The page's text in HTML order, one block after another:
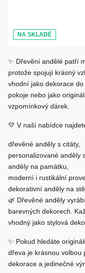
NA SKLADĚ
✨ Dřevění andělé patří
protože spojují krásný
vhodní jako dekorace
pokoje nebo jako
vzpomínkový dárek.
💛 V naší nabídce
dřevěné anděly s citáty,
personalizované anděly
anděly na památku,
moderní i rustikální
dekorativní anděly na
🌿 Dřevěné anděly
barevných dekorech.
vhodný jako stylová
✨ Pokud hledáte
dřeva je krásnou volbou
dekorace a jedinečné